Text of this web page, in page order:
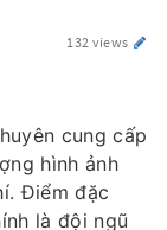
132 views
cung cấp
hình ảnh
Điểm đặc
là đội ngũ